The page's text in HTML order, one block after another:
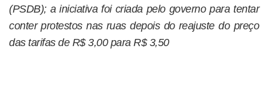
(PSDB); a iniciativa foi criada pelo governo para tentar
conter protestos nas ruas depois do reajuste do preço
das tarifas de R$ 3,00 para R$ 3,50